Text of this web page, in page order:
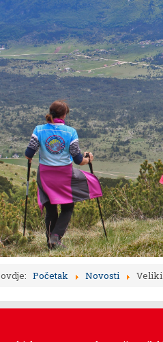
Početak Novosti Veliki